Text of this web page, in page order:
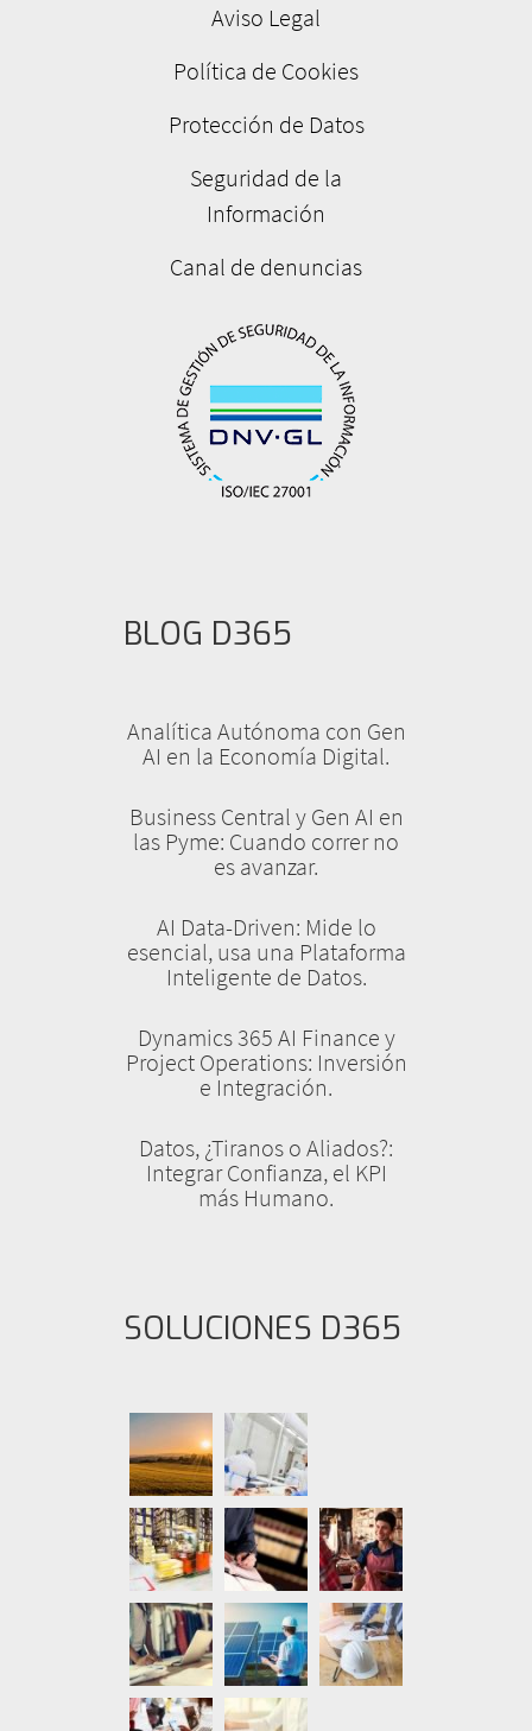
Aviso Legal
Política de Cookies
Protección de Datos
Seguridad de la
Información
Canal de denuncias
BLOG D365
Analítica Autónoma con Gen
AI en la Economía Digital.
Business Central y Gen AI en
las Pyme: Cuando correr no
es avanzar.
AI Data-Driven: Mide lo
esencial, usa una Plataforma
Inteligente de Datos.
Dynamics 365 AI Finance y
Project Operations: Inversión
e Integración.
Datos, ¿Tiranos o Aliados?:
Integrar Confianza, el KPI
más Humano.
SOLUCIONES D365